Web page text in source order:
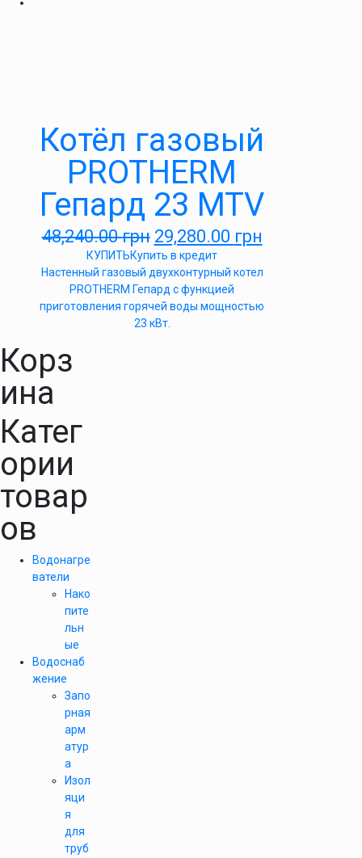
Котёл газовый
PROTHERM
Гепард 23 MTV
48,240.00грн 29,280.00 грн
КУПИТЬКупить в кредит
Настенный газовый двухконтурный котел
PROTHERM Гепард с функцией
приготовления горячей воды мощностью
23 кВт.
Корз
ина
Катег
ории
товар
ов
Водонагре
ватели
Нако
пите
льн
ые
Водоснаб
жение
Запо
рная
арм
атур
а
Изол
яци
я
для
труб